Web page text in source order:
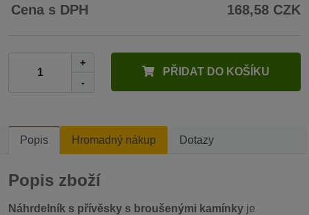
Cena s DPH 168,58 CZK
+
-
PŘIDAT DO KOŠÍKU
Popis Hromadný nákup Dotazy
Popis zboží
Náhrdelník s přívěsky s broušenými kamínky je